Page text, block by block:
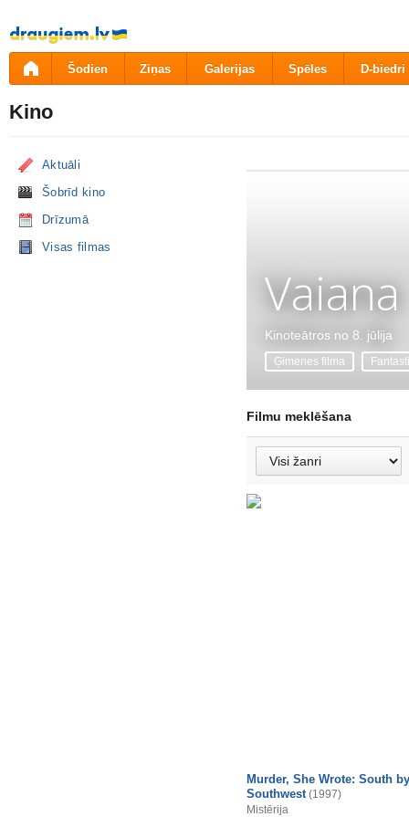
Pāriet
uz
saturu
Šodien Ziņas Galerijas Spēles D-biedri
Kino
Aktuāli
Šobrīd kino
Drīzumā
Visas filmas
Vaiana
Kinoteātros no 8. jūlija
Ģimenes filma
Filmu meklēšana
Murder, She Wrote: South by
Southwest (1997)
Mistērija